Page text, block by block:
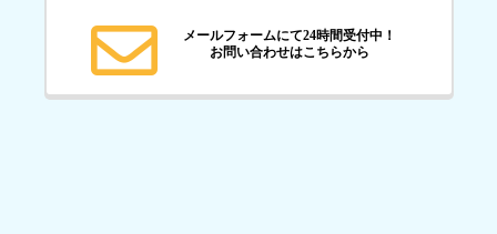
メールフォームにて24時間受付中！
お問い合わせはこちらから